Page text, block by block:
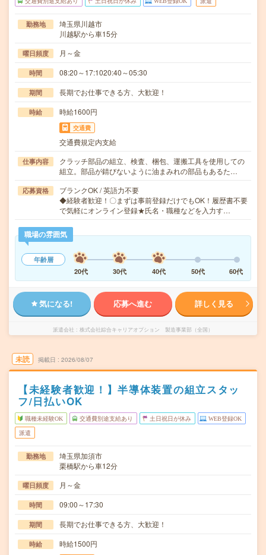
勤務地
埼玉県川越市
川越駅から車15分
曜日頻度 月～金
時間 08:20～17:1020:40～05:30
期間 長期でお仕事できる方、大歓迎！
時給 時給1600円
交通費
交通費規定内支給
仕事内容
クラッチ部品の組立、検査、梱包、運搬工具を使用しての
組立。部品が錆びないように油まみれの部品もあるた…
応募資格
ブランクOK / 英語力不要
◆経験者歓迎！〇まずは事前登録だけでもOK！履歴書不要
で気軽にオンライン登録★氏名・職種などを入力す…
職場の雰囲気
年齢層
20代
30代 40代 50代 60代
気になる! 応募へ進む 詳しく見る
派遣会社 株式会社綜合キャリアオプション 製造事業部（全国）
未読 掲載日 2026/08/07
【未経験者歓迎！】半導体装置の組立スタッ
フ/日払いOK
職種未経験OK 交通費別途支給あり 土日祝日が休み WEB登録OK
派遣
勤務地
埼玉県加須市
栗橋駅から車12分
曜日頻度 月～金
時間 09:00～17:30
期間 長期でお仕事できる方、大歓迎！
時給 時給1500円